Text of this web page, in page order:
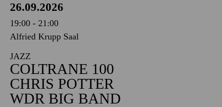
26.09.2026
19:00 - 21:00
Alfried Krupp Saal
JAZZ
COLTRANE 100
CHRIS POTTER
WDR BIG BAND